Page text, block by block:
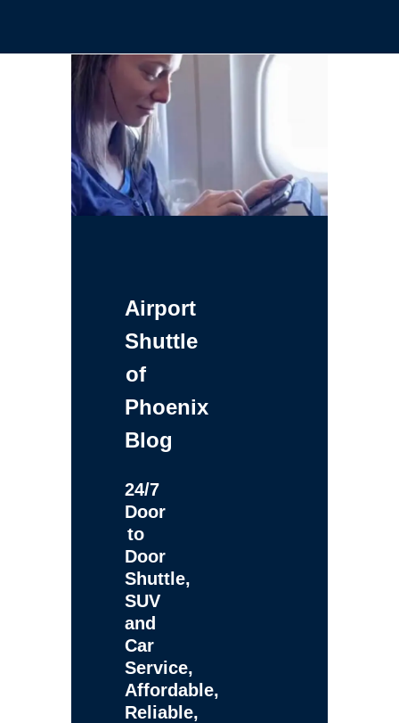
Airport
Shuttle
of
Phoenix
Blog
24/7
Door
to
Door
Shuttle,
SUV
and
Car
Service,
Affordable,
Reliable,